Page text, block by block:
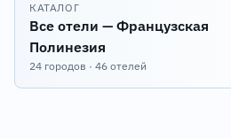
КАТАЛОГ
Все отели — Французская
Полинезия
24 городов · 46 отелей